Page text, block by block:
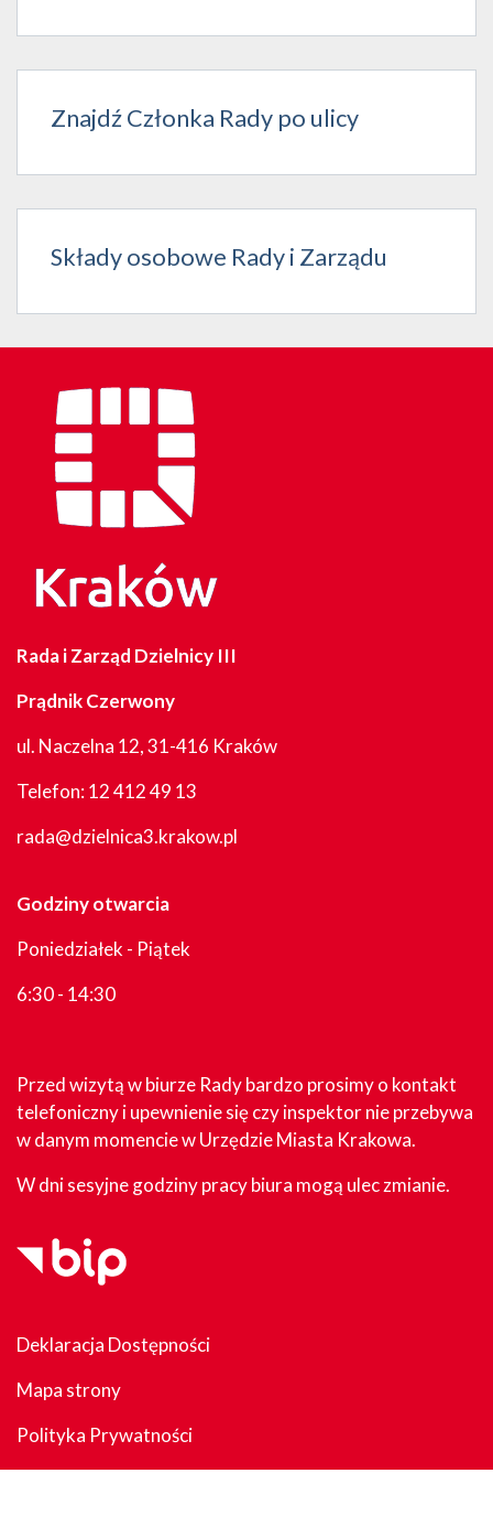
Znajdź Członka Rady po ulicy
Składy osobowe Rady i Zarządu
Rada i Zarząd Dzielnicy III
Prądnik Czerwony
ul. Naczelna 12, 31-416 Kraków
Telefon:12 412 49 13
rada@dzielnica3.krakow.pl
Godziny otwarcia
Poniedziałek - Piątek
6:30 - 14:30
Przed wizytą w biurze Rady bardzo prosimy o kontakt
telefoniczny i upewnienie się czy inspektor nie przebywa
w danym momencie w Urzędzie Miasta Krakowa.
W dni sesyjne godziny pracy biura mogą ulec zmianie.
Deklaracja Dostępności
Mapa strony
Polityka Prywatności